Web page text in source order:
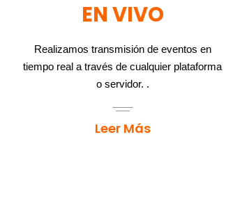
EN VIVO
Realizamos transmisión de eventos en
tiempo real a través de cualquier plataforma
o servidor. .
Leer Más